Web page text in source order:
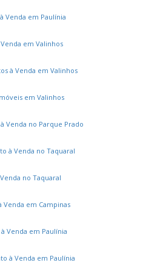
Venda em Paulínia
Venda em Valinhos
à Venda em Valinhos
em Valinhos
Venda no Parque Prado
à Venda no Taquaral
Venda no Taquaral
Venda em Campinas
Venda em Paulínia
à Venda em Paulínia